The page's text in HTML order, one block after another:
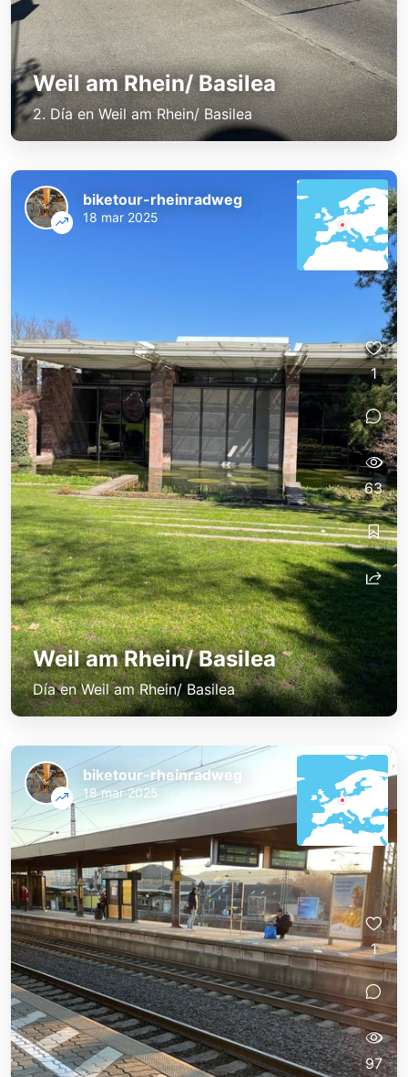
Weil am Rhein/ Basilea
2. Día en Weil am Rhein/ Basilea
Weil am Rhein/ Basilea
Día en Weil am Rhein/ Basilea
biketour-rheinradweg
18 mar 2025
1
63
biketour-rheinradweg
18 mar 2025
1
97